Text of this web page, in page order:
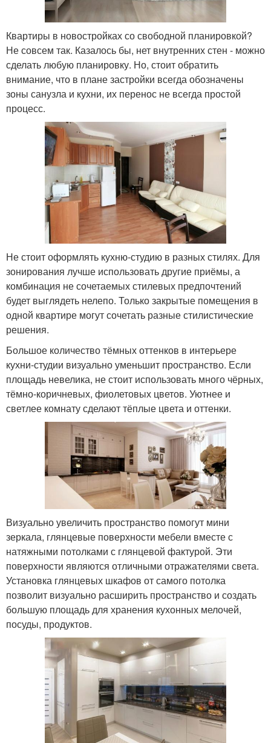
Квартиры в новостройках со свободной планировкой?
Не совсем так. Казалось бы, нет внутренних стен - можно
сделать любую планировку. Но, стоит обратить
внимание, что в плане застройки всегда обозначены
зоны санузла и кухни, их перенос не всегда простой
процесс.
Не стоит оформлять кухню-студию в разных стилях. Для
зонирования лучше использовать другие приёмы, а
комбинация не сочетаемых стилевых предпочтений
будет выглядеть нелепо. Только закрытые помещения в
одной квартире могут сочетать разные стилистические
решения.
Большое количество тёмных оттенков в интерьере
кухни-студии визуально уменьшит пространство. Если
площадь невелика, не стоит использовать много чёрных,
тёмно-коричневых, фиолетовых цветов. Уютнее и
светлее комнату сделают тёплые цвета и оттенки.
Визуально увеличить пространство помогут мини
зеркала, глянцевые поверхности мебели вместе с
натяжными потолками с глянцевой фактурой. Эти
поверхности являются отличными отражателями света.
Установка глянцевых шкафов от самого потолка
позволит визуально расширить пространство и создать
большую площадь для хранения кухонных мелочей,
посуды, продуктов.